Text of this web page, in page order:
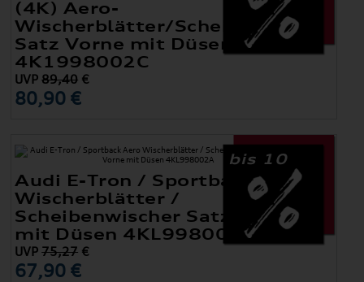
(4K) Aero-
Wischerblätter/Scheibenwischer
Satz Vorne mit Düsen
4K1998002C
UVP89,40 €
80,90 €
bis 10
Audi E-Tron / Sportback Aero
Wischerblätter /
Scheibenwischer Satz Vorne
mit Düsen 4KL998002A
UVP75,27 €
67,90 €